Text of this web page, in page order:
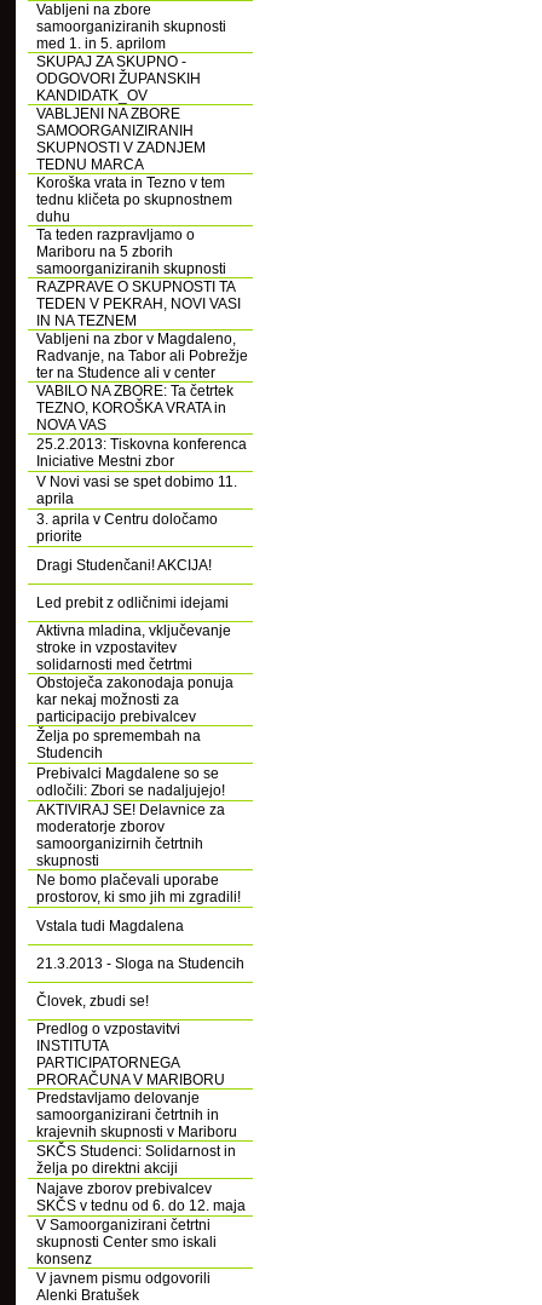
Vabljeni na zbore
samoorganiziranih skupnosti
med 1. in 5. aprilom
SKUPAJ ZA SKUPNO -
ODGOVORI ŽUPANSKIH
KANDIDATK_OV
VABLJENI NA ZBORE
SAMOORGANIZIRANIH
SKUPNOSTI V ZADNJEM
TEDNU MARCA
Koroška vrata in Tezno v tem
tednu kličeta po skupnostnem
duhu
Ta teden razpravljamo o
Mariboru na 5 zborih
samoorganiziranih skupnosti
RAZPRAVE O SKUPNOSTI TA
TEDEN V PEKRAH, NOVI VASI
IN NA TEZNEM
Vabljeni na zbor v Magdaleno,
Radvanje, na Tabor ali Pobrežje
ter na Studence ali v center
VABILO NA ZBORE: Ta četrtek
TEZNO, KOROŠKA VRATA in
NOVA VAS
25.2.2013: Tiskovna konferenca
Iniciative Mestni zbor
V Novi vasi se spet dobimo 11.
aprila
3. aprila v Centru določamo
priorite
Dragi Studenčani! AKCIJA!
Led prebit z odličnimi idejami
Aktivna mladina, vključevanje
stroke in vzpostavitev
solidarnosti med četrtmi
Obstoječa zakonodaja ponuja
kar nekaj možnosti za
participacijo prebivalcev
Želja po spremembah na
Studencih
Prebivalci Magdalene so se
odločili: Zbori se nadaljujejo!
AKTIVIRAJ SE! Delavnice za
moderatorje zborov
samoorganizirnih četrtnih
skupnosti
Ne bomo plačevali uporabe
prostorov, ki smo jih mi zgradili!
Vstala tudi Magdalena
21.3.2013 - Sloga na Studencih
Človek, zbudi se!
Predlog o vzpostavitvi
INSTITUTA
PARTICIPATORNEGA
PRORAČUNA V MARIBORU
Predstavljamo delovanje
samoorganizirani četrtnih in
krajevnih skupnosti v Mariboru
SKČS Studenci: Solidarnost in
želja po direktni akciji
Najave zborov prebivalcev
SKČS v tednu od 6. do 12. maja
V Samoorganizirani četrtni
skupnosti Center smo iskali
konsenz
V javnem pismu odgovorili
Alenki Bratušek